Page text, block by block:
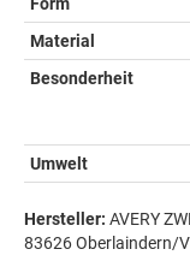
Material
Besonderheit
Umwelt
Hersteller: AVERY
83626 Oberlaindern/